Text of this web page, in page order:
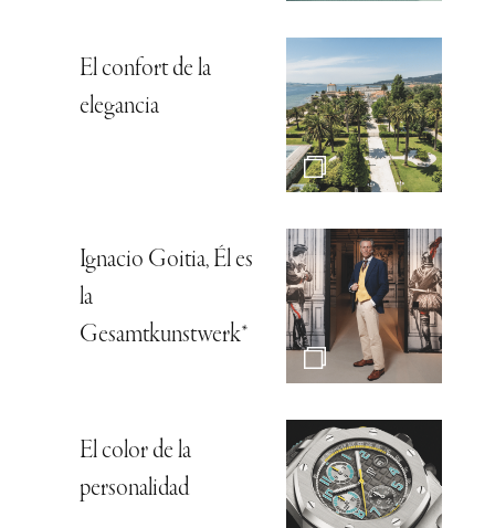
El confort de la
elegancia
Ignacio Goitia, Él es
la
Gesamtkunstwerk*
El color de la
personalidad